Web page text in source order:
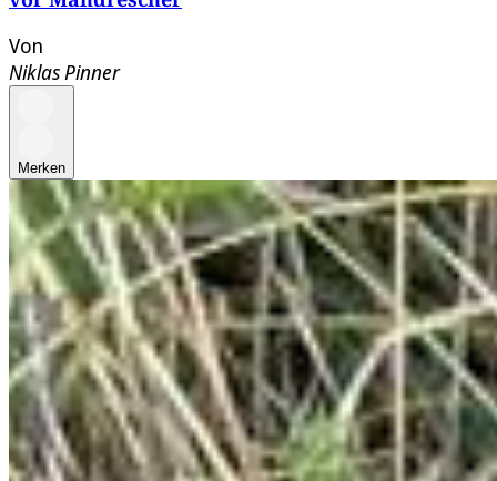
Von
Niklas Pinner
Merken